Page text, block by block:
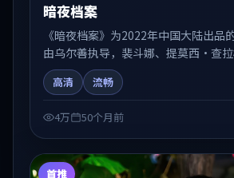
暗夜档案
《暗夜档案》为2022年中国大陆出品
由乌尔善执导，裴斗娜、提莫西·查
剧情在人物弧光与节奏推进中展开，兼
听质感。适合关注国产在线观看、热播
高清 流畅
4万 50个月前
首推